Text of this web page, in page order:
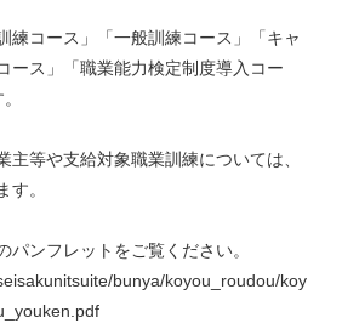
練コース」「一般訓練コース」「キャ
ース」「職業能力検定制度導入コー
主等や支給対象職業訓練については、
す。
パンフレットをご覧ください。
bunya/koyou_roudou/koy